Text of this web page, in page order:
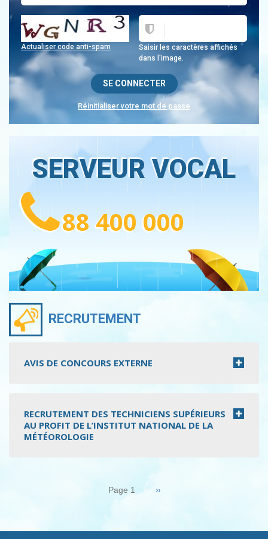
Saisir les caractères affichés
dans l'image.
Actualiser code anti-spam
Réinitialiser votre mot de passe
SERVEUR VOCAL
88 400 000
RECRUTEMENT
AVIS DE CONCOURS EXTERNE
RECRUTEMENT DES TECHNICIENS SUPÉRIEURS
AU PROFIT DE L’INSTITUT NATIONAL DE LA
MÉTÉOROLOGIE
Page 1 Page
››